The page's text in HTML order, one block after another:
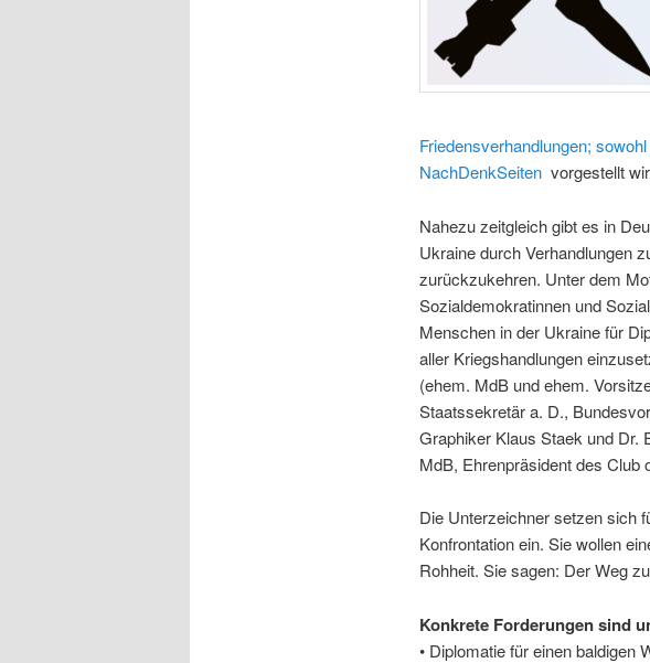
Friedensverhandlungen;
NachDenkSeitenvorgestellt
Nahezu zeitgleich gibt es in
Ukraine durch Verhandlungen
zurückzukehren. Unter dem
Sozialdemokratinnen und
Menschen in der Ukraine für
aller Kriegshandlungen
(ehem. MdB und ehem.
Staatssekretär a. D.,
Graphiker Klaus Staek und Dr.
MdB, Ehrenpräsident des Club
Die Unterzeichner setzen sich
Konfrontation ein. Sie wollen
Rohheit. Sie sagen: Der Weg
Konkrete Forderungen sind
• Diplomatie für einen baldigen